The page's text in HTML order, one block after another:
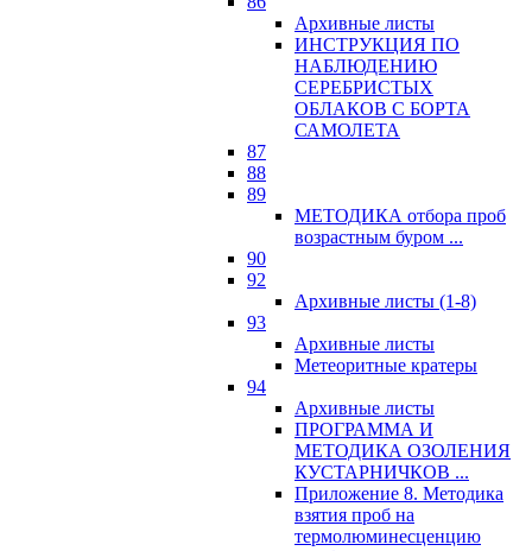
Архивные листы
ИНСТРУКЦИЯ ПО
НАБЛЮДЕНИЮ
СЕРЕБРИСТЫХ
ОБЛАКОВ С БОРТА
САМОЛЕТА
87
88
89
МЕТОДИКА отбора проб
возрастным буром ...
90
92
Архивные листы (1-8)
93
Архивные листы
Метеоритные кратеры
94
Архивные листы
ПРОГРАММА И
МЕТОДИКА ОЗОЛЕНИЯ
КУСТАРНИЧКОВ ...
Приложение 8. Методика
взятия проб на
термолюминесценцию